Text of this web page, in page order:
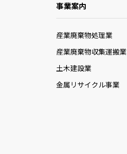
事業案内
産業廃棄物処理業
産業廃棄物収集運搬業
土木建設業
金属リサイクル事業